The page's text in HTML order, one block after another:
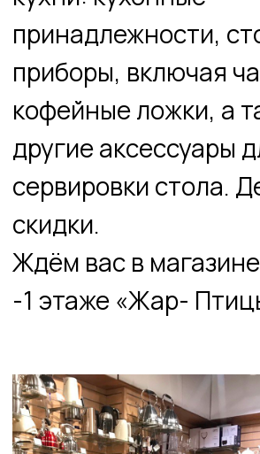
Ждём вас в магазине «Gipfil»на
-1 этаже «Жар- Птицы»